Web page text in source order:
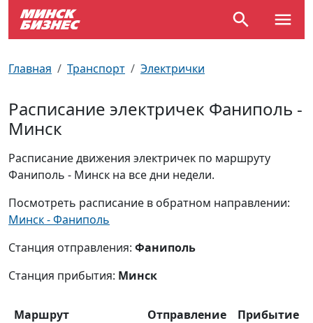
Главная Транспорт Электрички
Расписание электричек Фаниполь -
Минск
Расписание движения электричек по маршруту
Фаниполь - Минск на все дни недели.
Посмотреть расписание в обратном направлении:
Минск - Фаниполь
Станция отправления: Фаниполь
Станция прибытия: Минск
Маршрут Отправление Прибытие
Возле метро
Почтовые индексы
Улицы Минска
Производственный календарь
Схема метро
Пробки на дорогах
Самолеты